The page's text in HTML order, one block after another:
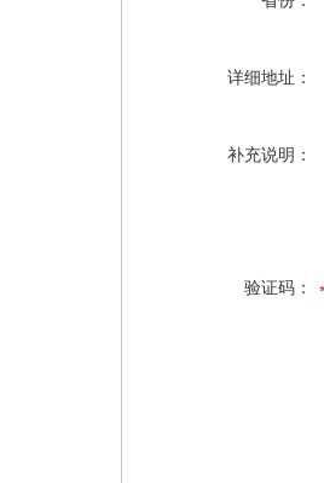
详细地址：
补充说明：
验证码：